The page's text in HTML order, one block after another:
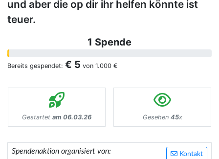
und aber die op dir ihr helfen könnte ist
teuer.
1 Spende
Bereits gespendet: € 5 von 1.000 €
Gestartet am 06.03.26 Gesehen 45x
Kontakt
Spendenaktion organisiert von: